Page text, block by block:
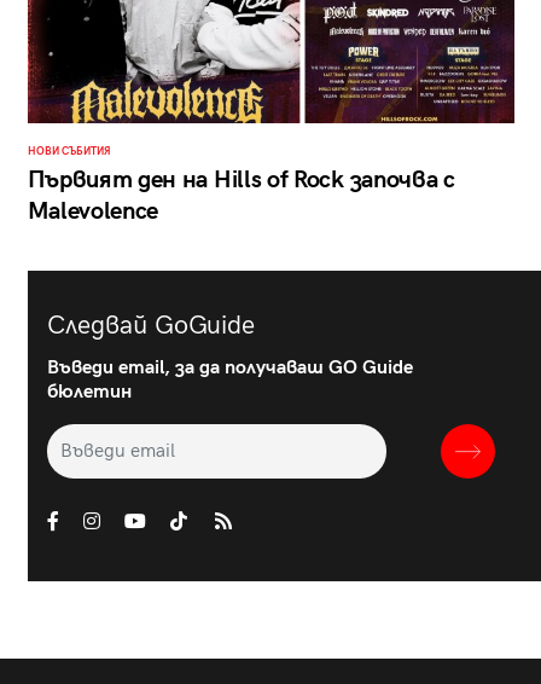
НОВИ СЪБИТИЯ
Първият ден на Hills of Rock започва с
Malevolence
Следвай GoGuide
Въведи email, за да получаваш GO Guide
бюлетин